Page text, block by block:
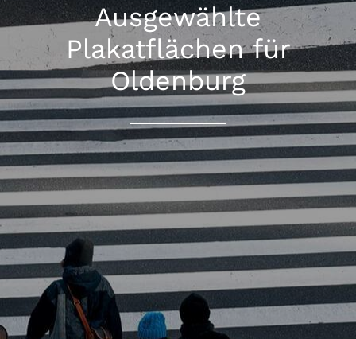
Ausgewählte
Plakatflächen für
Oldenburg